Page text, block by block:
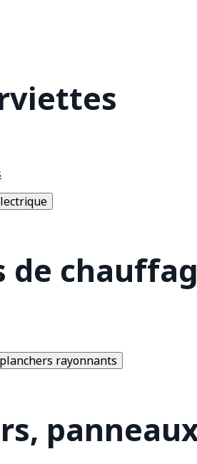
de
rayonnants